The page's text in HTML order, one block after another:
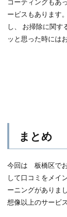
コーティングもあ
ービスもあります
し、 お掃除に関す
ッと思った時には
まとめ
今回は 板橋区で
して口コミをメイ
ーニングがありま
想像以上のサービ